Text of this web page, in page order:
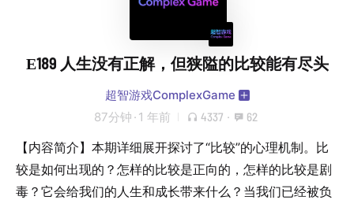
E189 人生没有正解，但狭隘的比较能有尽头
超智游戏ComplexGame
87分钟 · 1 年前 4337 · 62
【内容简介】本期详细展开探讨了“比较”的心理机制。比
较是如何出现的？怎样的比较是正向的，怎样的比较是剧
毒？它会给我们的人生和成长带来什么？当我们已经被负